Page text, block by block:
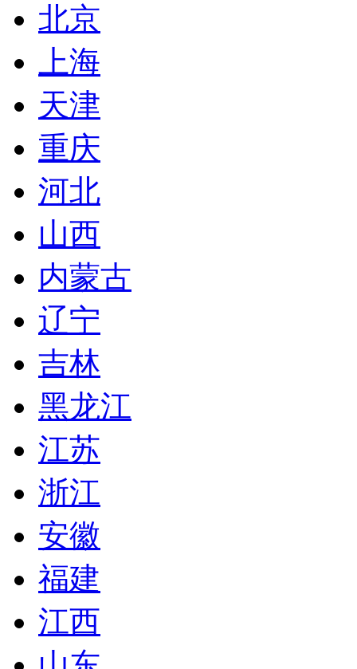
北京
上海
天津
重庆
河北
山西
内蒙古
辽宁
吉林
黑龙江
江苏
浙江
安徽
福建
江西